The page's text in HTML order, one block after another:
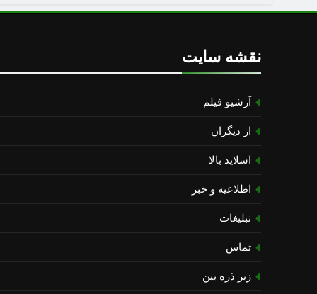
نقشه سایت
آرشیو فیلم
از دیگران
اسلاید بالا
اطلاعیه و خبر
تبلیغات
تماس
زیر ذره بین